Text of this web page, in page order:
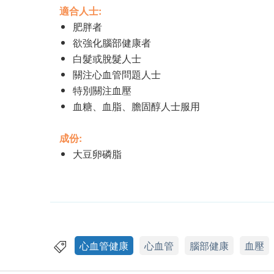
適合人士:
肥胖者
欲強化腦部健康者
白髮或脫髮人士
關注心血管問題人士
特別關注血壓
血糖、血脂、膽固醇人士服用
成份:
大豆卵磷脂
心血管健康 心血管 腦部健康 血壓